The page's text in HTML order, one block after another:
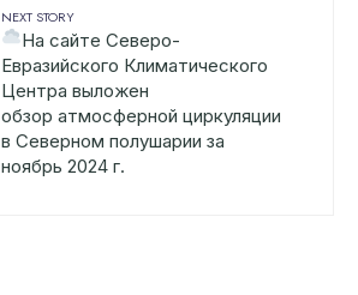
NEXT STORY
На сайте Северо-
Евразийского Климатического
Центра выложен
обзор атмосферной циркуляции
в Северном полушарии за
ноябрь 2024 г.